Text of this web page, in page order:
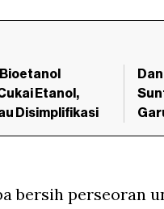
Etanol,
Disimplifikasi
bersih perseoran